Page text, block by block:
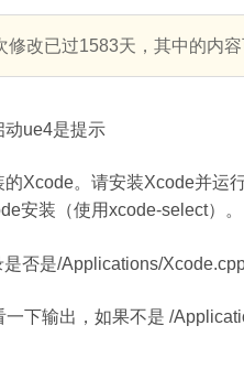
修改已过1583天，其中的内容
动ue4是提示
Xcode。请安装Xcode并运
安装（使用xcode-select）。
否是/Applications/
一下输出，如果不是 /